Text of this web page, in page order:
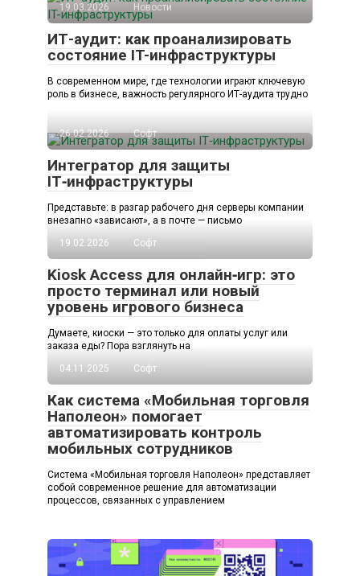
19.03.2026 Новости
ИТ-аудит: как проанализировать
состояние IT-инфраструктуры
В современном мире, где технологии играют ключевую
роль в бизнесе, важность регулярного ИТ-аудита трудно
26.02.2026 Софт
Интегратор для защиты
IT‑инфраструктуры
Представьте: в разгар рабочего дня серверы компании
внезапно «зависают», а в почте — письмо
19.02.2026
Софт
Kiosk Access для онлайн‑игр: это
просто терминал или новый
уровень игрового бизнеса
Думаете, киоски — это только для оплаты услуг или
заказа еды? Пора взглянуть на
04.11.2025
Софт
Как система «Мобильная торговля
Наполеон» помогает
автоматизировать контроль
мобильных сотрудников
Система «Мобильная торговля Наполеон» представляет
собой современное решение для автоматизации
процессов, связанных с управлением